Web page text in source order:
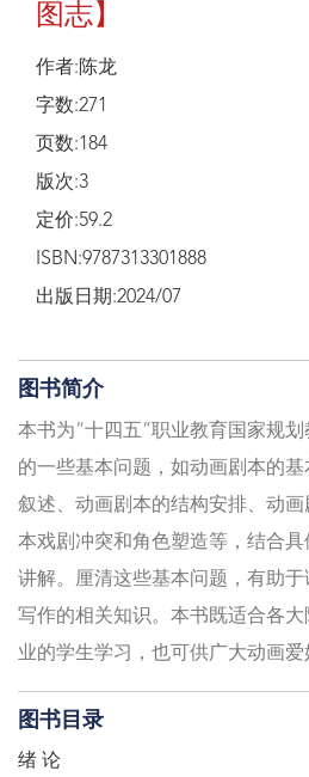
图志】
作者:陈龙
字数:271
页数:184
版次:3
定价:59.2
ISBN:9787313301888
出版日期:2024/07
图书简介
本书为“十四五”职业教育国家规
的一些基本问题，如动画剧本的
叙述、动画剧本的结构安排、动
本戏剧冲突和角色塑造等，结合
讲解。厘清这些基本问题，有助
写作的相关知识。本书既适合各
业的学生学习，也可供广大动画爱
图书目录
绪 论